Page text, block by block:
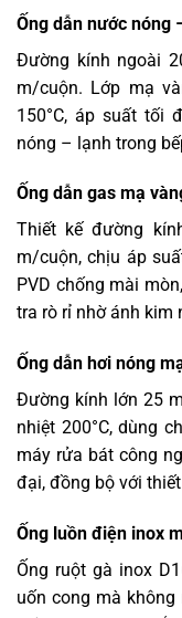
Ống dẫn nước nóng
Đường kính ngoài
m/cuộn. Lớp mạ
150°C, áp suất tối
nóng – lạnh trong
Ống dẫn gas mạ
Thiết kế đường
m/cuộn, chịu áp
PVD chống mài
tra rò rỉ nhờ ánh kim
Ống dẫn hơi nóng
Đường kính lớn 25
nhiệt 200°C, dùng
máy rửa bát công
đại, đồng bộ với
Ống luồn điện inox
Ống ruột gà inox
uốn cong mà